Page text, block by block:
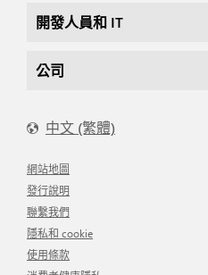
開發人員和 IT
公司
中文 (繁體)
網站地圖
發行說明
聯繫我們
隱私和 cookie
使用條款